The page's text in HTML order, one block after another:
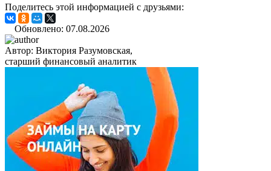
Поделитесь этой информацией с друзьями:
Обновлено: 07.08.2026
Автор: Виктория Разумовская,
старший финансовый аналитик